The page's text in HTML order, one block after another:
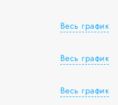
Весь график
Весь график
Весь график